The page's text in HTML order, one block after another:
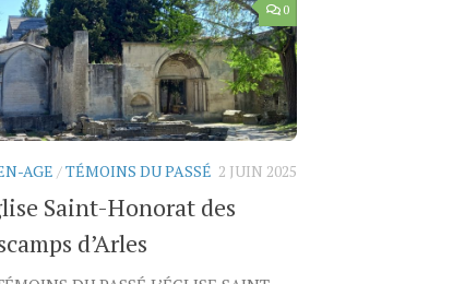
0
AGE /TÉMOINS DU PASSÉ 2 JUIN 2025
Saint-Honorat des
d’Arles